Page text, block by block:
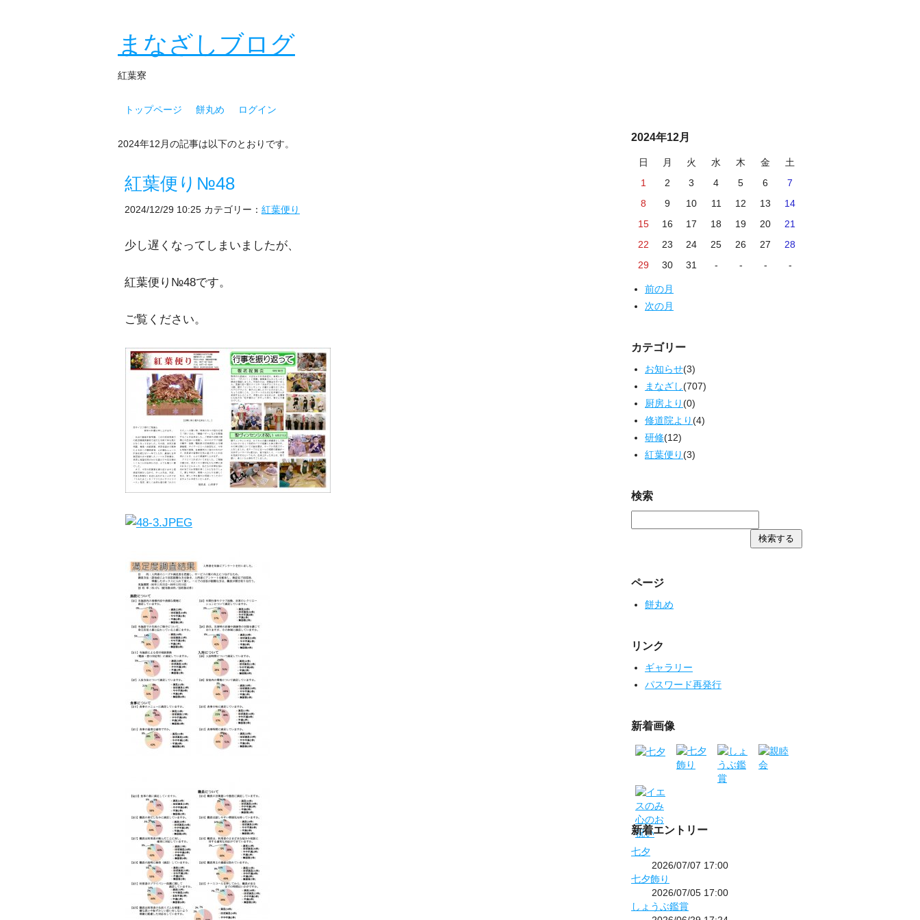
まなざしブログ
紅葉寮
トップページ 餅丸め ログイン
2024年12月の記事は以下のとおりです。
紅葉便り№48
2024/12/29 10:25 カテゴリー： 紅葉便り
少し遅くなってしまいましたが、
紅葉便り№48です。
ご覧ください。
2024年12月
日 月 火 水 木 金
土
1
2 3 4 5 6
7
8
9 10 11 12 13
14
15
16 17 18 19 20
21
22
23 24 25 26 27
28
29
30 31 - - - -
前の月
次の月
カテゴリー
お知らせ(3)
まなざし(707)
厨房より(0)
修道院より(4)
研修(12)
紅葉便り(3)
検索
ページ
餅丸め
リンク
ギャラリー
パスワード再発行
新着画像
新着エントリー
七夕
2026/07/07 17:00
七夕飾り
2026/07/05 17:00
しょうぶ鑑賞